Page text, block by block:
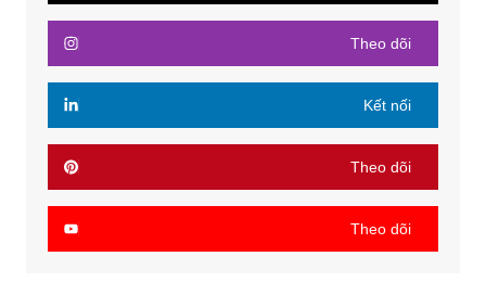
Theo dõi
Kết nối
Theo dõi
Theo dõi